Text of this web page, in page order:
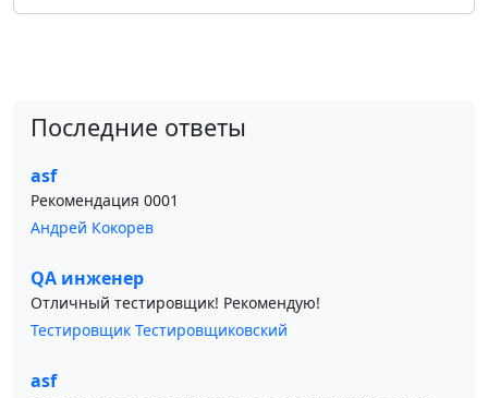
Последние ответы
asf
Рекомендация 0001
Андрей Кокорев
QA инженер
Отличный тестировщик! Рекомендую!
Тестировщик Тестировщиковский
asf